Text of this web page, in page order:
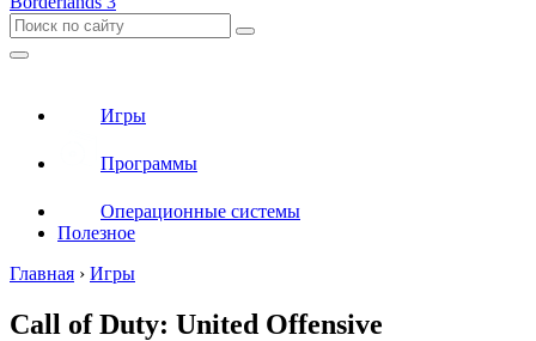
Игры
Программы
Операционные системы
Полезное
Главная › Игры
Call of Duty: United Offensive